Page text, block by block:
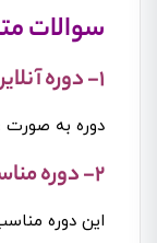
سوالات
1- دوره آنلاین است یا آفلاین؟
دوره به صورت
2- دوره مناسب چه کسانی است؟
این دوره